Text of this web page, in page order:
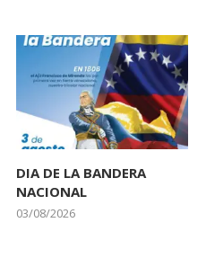
DIA DE LA BANDERA
NACIONAL
03/08/2026